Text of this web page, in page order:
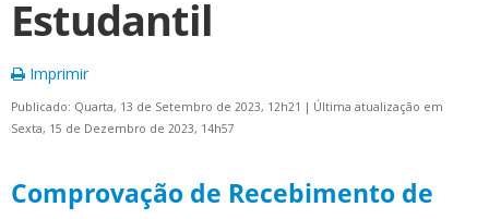
Estudantil
Imprimir
Publicado: Quarta, 13 de Setembro de 2023, 12h21 | Última atualização em
Sexta, 15 de Dezembro de 2023, 14h57
Comprovação de Recebimento de